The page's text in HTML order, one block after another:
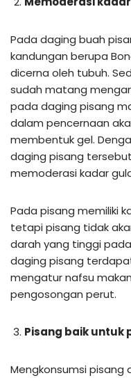
Pada daging buah
kandungan berupa
dicerna oleh tubuh.
sudah matang
pada daging pisang
dalam pencernaan
membentuk gel.
daging pisang
memoderasi kadar
Pada pisang memiliki
tetapi pisang tidak
darah yang tinggi
daging pisang
mengatur nafsu
pengosongan perut.
Pisang baik untuk
Mengkonsumsi